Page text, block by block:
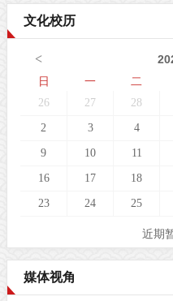
疫检查点抑制剂在肿瘤治疗
CRC病人属于微卫星稳定型
应。这一困境，已成为临床治
文化校历
<
日
一 二
26 27 28
2 3 4
9 10 11
16 17 18
23 24 25
近期
媒体视角